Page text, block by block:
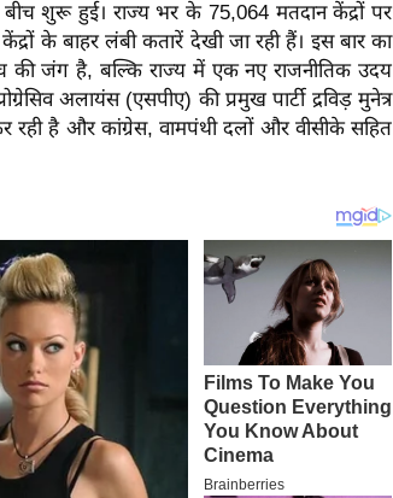
शुरू हुई। राज्य भर के 75,064 मतदान केंद्रों पर
के बाहर लंबी कतारें देखी जा रही हैं। इस बार का
की जंग है, बल्कि राज्य में एक नए राजनीतिक उदय
अलायंस (एसपीए) की प्रमुख पार्टी द्रविड़ मुनेत्र
रही है और कांग्रेस, वामपंथी दलों और वीसीके सहित